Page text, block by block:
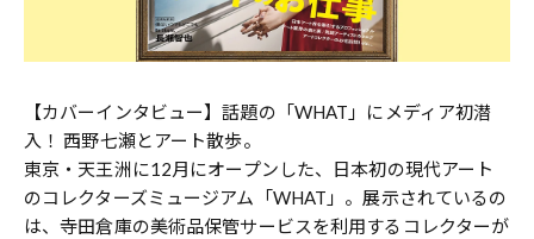
【カバーインタビュー】話題の「WHAT」にメディア初潜
入！ 西野七瀬とアート散歩。
東京・天王洲に12月にオープンした、日本初の現代アート
のコレクターズミュージアム「WHAT」。展示されているの
は、寺田倉庫の美術品保管サービスを利用するコレクターが